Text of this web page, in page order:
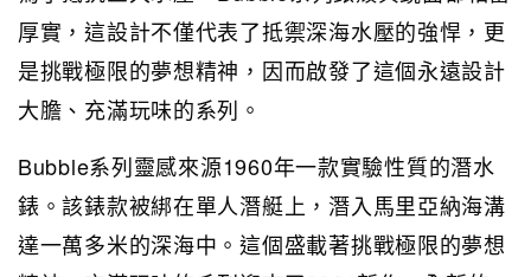
厚實，這設計不僅代表了抵禦深海水壓的強悍，更
是挑戰極限的夢想精神，因而啟發了這個永遠設計
大膽、充滿玩味的系列。
Bubble系列靈感來源1960年一款實驗性質的潛水
錶。該錶款被綁在單人潛艇上，潛入馬里亞納海溝
達一萬多米的深海中。這個盛載著挑戰極限的夢想